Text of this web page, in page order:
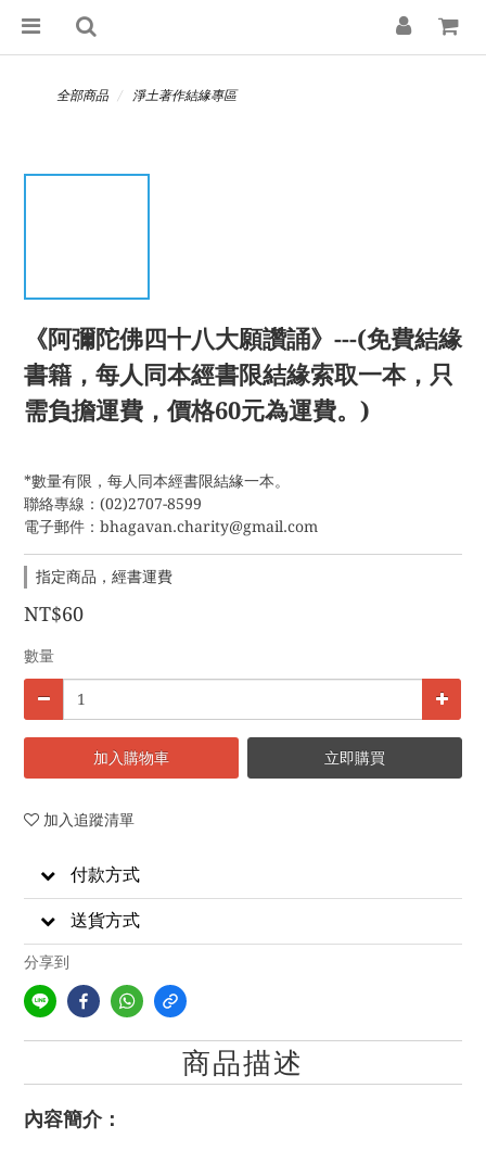
全部商品 淨土著作結緣專區
《阿彌陀佛四十八大願讚誦》---(免費結緣
書籍，每人同本經書限結緣索取一本，只
需負擔運費，價格60元為運費。)
*數量有限，每人同本經書限結緣一本。
聯絡專線：(02)2707-8599
電子郵件：bhagavan.charity@gmail.com
指定商品，經書運費
NT$60
數量
加入購物車 立即購買
加入追蹤清單
付款方式
送貨方式
分享到
商品描述
內容簡介：